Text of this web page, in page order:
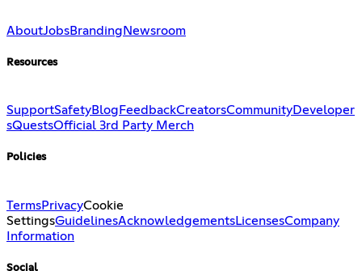
AboutJobsBranding Newsroom
Resources
SupportSafetyBlog FeedbackCreatorsCommunityDeveloper
sQuestsOfficial 3rd Party Merch
Policies
TermsPrivacyCookie
SettingsGuidelinesAcknowledgementsLicensesCompany
Information
Social